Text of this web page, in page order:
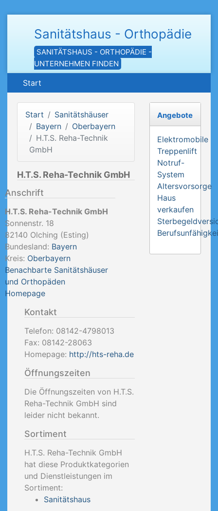
Sanitätshaus - Orthopädie
SANITÄTSHAUS - ORTHOPÄDIE -
UNTERNEHMEN FINDEN
Start
Start
Sanitätshäuser
Bayern
Oberbayern
H.T.S. Reha-Technik
GmbH
H.T.S. Reha-Technik GmbH
Anschrift
H.T.S. Reha-Technik GmbH
Sonnenstr. 18
82140 Olching (Esting)
Bundesland: Bayern
Kreis: Oberbayern
Benachbarte Sanitätshäuser
und Orthopäden
Homepage
Kontakt
Telefon: 08142-4798013
Fax: 08142-28063
Homepage: http://hts-reha.de
Öffnungszeiten
Die Öffnungszeiten von H.T.S.
Reha-Technik GmbH sind
leider nicht bekannt.
Sortiment
H.T.S. Reha-Technik GmbH
hat diese Produktkategorien
und Dienstleistungen im
Sortiment:
Sanitätshaus
Angebote
Elektromobile
Treppenlift
Notruf-
System
Altersvorsorge
Haus
verkaufen